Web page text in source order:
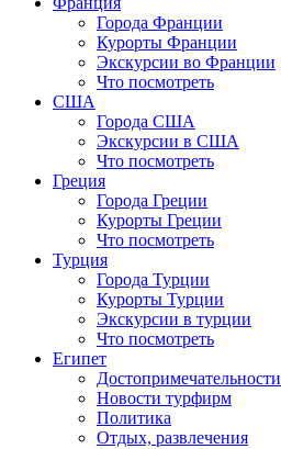
Города Франции
Курорты Франции
Экскурсии во Франции
Что посмотреть
США
Города США
Экскурсии в США
Что посмотреть
Греция
Города Греции
Курорты Греции
Что посмотреть
Турция
Города Турции
Курорты Турции
Экскурсии в турции
Что посмотреть
Египет
Достопримечательности
Новости турфирм
Политика
Отдых, развлечения